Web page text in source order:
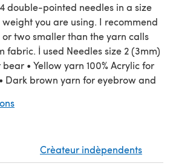
double-pointed needles in a size
you are using. I recommend
or two smaller than the yarn calls
fabric. İ used Needles size 2 (3mm)
• Yellow yarn 100% Acrylic for
Dark brown yarn for eyebrow and
for balloon • 2 buttons for jackets •
Crèateur indèpendents